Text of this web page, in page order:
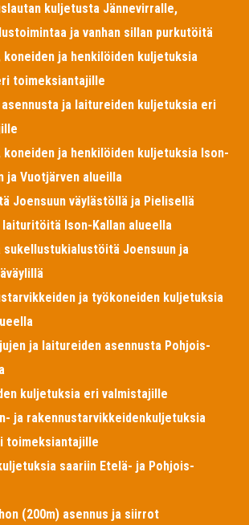
kuljetusta Jännevirralle,
ja vanhan sillan purkutöitä
koneiden ja henkilöiden kuljetuksia
toimeksiantajille
asennusta ja laitureiden kuljetuksia eri
koneiden ja henkilöiden kuljetuksia Ison-
ja Vuotjärven alueilla
Joensuun väylästöllä ja Pielisellä
laituritöitä Ison-Kallan alueella
sukellustukialustöitä Joensuun ja
ja työkoneiden kuljetuksia
ja laitureiden asennusta Pohjois-
kuljetuksia eri valmistajille
ja rakennustarvikkeidenkuljetuksia
toimeksiantajille
saariin Etelä- ja Pohjois-
(200m) asennus ja siirrot